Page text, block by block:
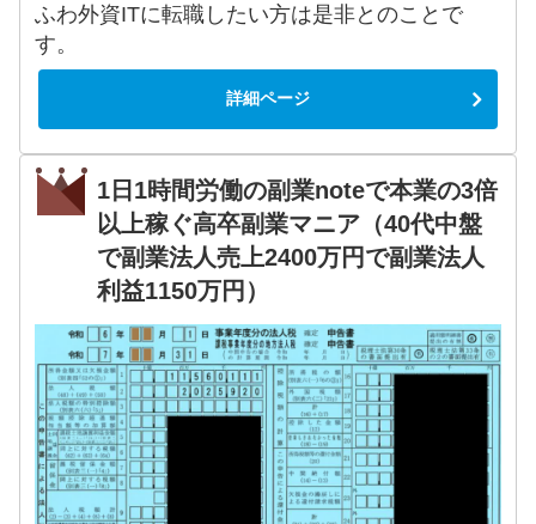
ふわ外資ITに転職したい方は是非とのことで
す。
詳細ページ
1日1時間労働の副業noteで本業の3倍
以上稼ぐ高卒副業マニア（40代中盤
で副業法人売上2400万円で副業法人
利益1150万円）